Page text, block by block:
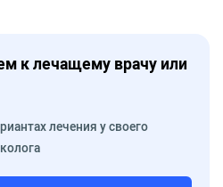
к лечащему врачу или
лечения у своего